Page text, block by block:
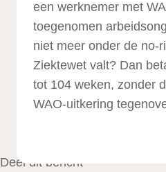
een werknemer met
toegenomen
niet meer onder de no-
Ziektewet valt? Dan
tot 104 weken, zonder
WAO-uitkering
Deel dit bericht